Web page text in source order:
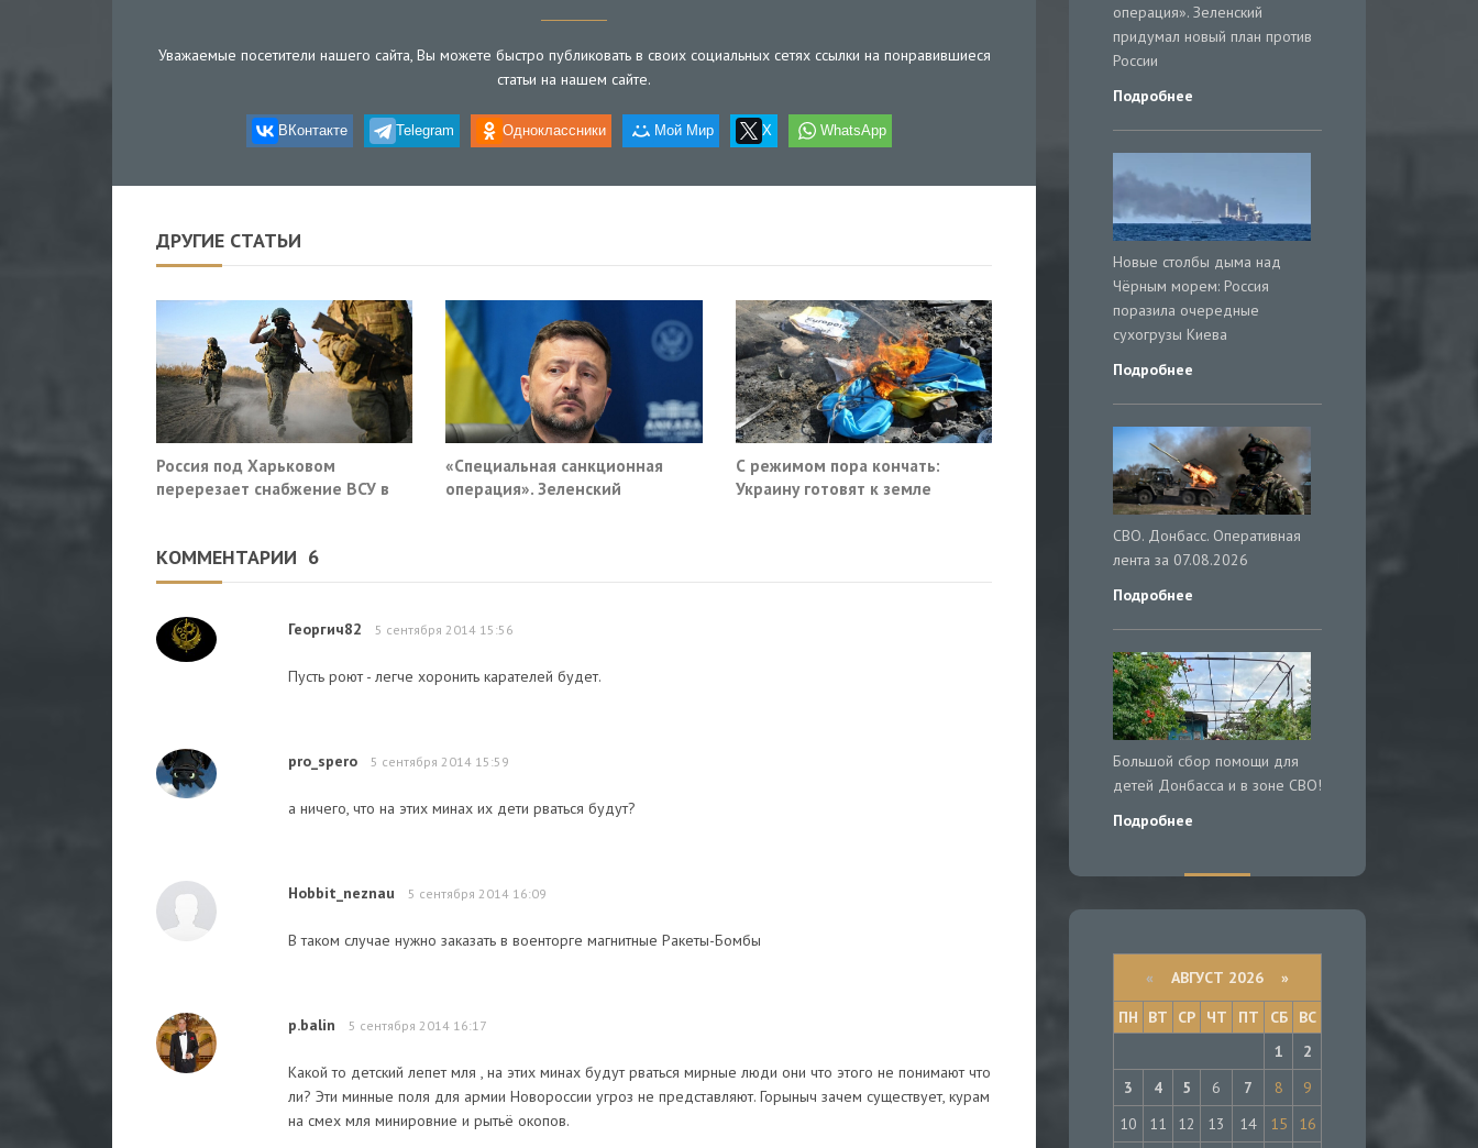
Уважаемые посетители нашего сайта, Вы можете быстро публиковать в своих социальных сетях ссылки на понравившиеся
статьи на нашем сайте.
ВКонтакте Telegram Одноклассники Мой Мир X WhatsApp
ДРУГИЕ СТАТЬИ
Россия под Харьковом
перерезает снабжение ВСУ в
«Специальная санкционная
операция». Зеленский
С режимом пора кончать:
Украину готовят к земле
КОММЕНТАРИИ 6
Георгич82 5 сентября 2014 15:56
Пусть роют - легче хоронить карателей будет.
pro_spero 5 сентября 2014 15:59
а ничего, что на этих минах их дети рваться будут?
Hobbit_neznau 5 сентября 2014 16:09
В таком случае нужно заказать в военторге магнитные Ракеты-Бомбы
p.balin 5 сентября 2014 16:17
Какой то детский лепет мля , на этих минах будут рваться мирные люди они что этого не понимают что
ли? Эти минные поля для армии Новороссии угроз не представляют. Горыныч зачем существует, курам
на смех мля минировние и рытьё окопов.
операция». Зеленский
придумал новый план против
России
Подробнее
Новые столбы дыма над
Чёрным морем: Россия
поразила очередные
сухогрузы Киева
Подробнее
СВО. Донбасс. Оперативная
лента за 07.08.2026
Подробнее
Большой сбор помощи для
детей Донбасса и в зоне СВО!
Подробнее
« АВГУСТ 2026 »
ПН
ВТ СР ЧТ ПТ СБ
ВС
1
2
3
4 5 6 7 8
9
10
11 12 13 14 15
16